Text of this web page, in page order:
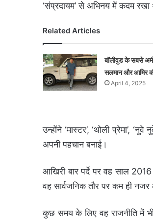
‘संप्रदायम’ से अभिनय में कदम रखा
Related Articles
बॉलीवुड के सबसे
सलमान और आमिर
April 4, 2025
उन्होंने ‘मास्टर’, ‘थोली प्रेमा’,
अपनी पहचान बनाई।
आखिरी बार पर्दे पर वह साल
वह सार्वजनिक तौर पर कम ही
कुछ समय के लिए वह राजनीति में